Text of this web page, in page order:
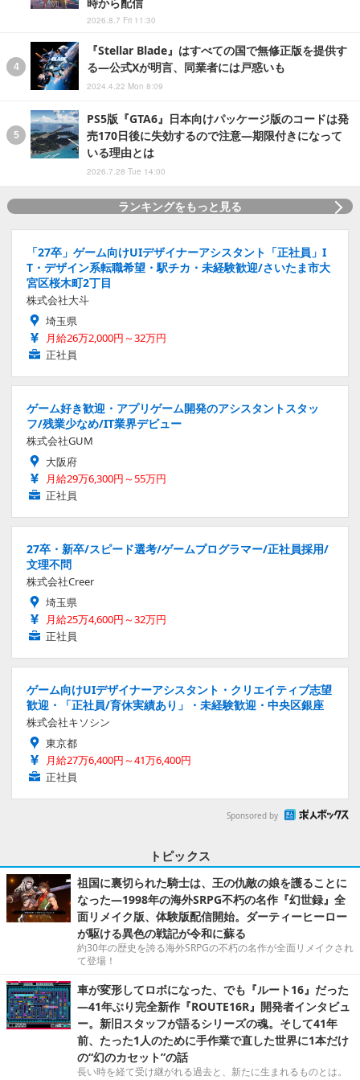
時から配信
2026.8.7 Fri 11:30
『Stellar Blade』はすべての国で無修正版を提供す
る―公式Xが明言、同業者には戸惑いも
2024.4.22 Mon 8:09
PS5版『GTA6』日本向けパッケージ版のコードは発
売170日後に失効するので注意―期限付きになって
いる理由とは
2026.7.28 Tue 14:00
ランキングをもっと見る
「27卒」ゲーム向けUIデザイナーアシスタント「正社員」I
T・デザイン系転職希望・駅チカ・未経験歓迎/さいたま市大
宮区桜木町2丁目
株式会社大斗
埼玉県
月給26万2,000円～32万円
正社員
ゲーム好き歓迎・アプリゲーム開発のアシスタントスタッ
フ/残業少なめ/IT業界デビュー
株式会社GUM
大阪府
月給29万6,300円～55万円
正社員
27卒・新卒/スピード選考/ゲームプログラマー/正社員採用/
文理不問
株式会社Creer
埼玉県
月給25万4,600円～32万円
正社員
ゲーム向けUIデザイナーアシスタント・クリエイティブ志望
歓迎・「正社員/育休実績あり」・未経験歓迎・中央区銀座
株式会社キソシン
東京都
月給27万6,400円～41万6,400円
正社員
Sponsored by
トピックス
祖国に裏切られた騎士は、王の仇敵の娘を護ることに
なった―1998年の海外SRPG不朽の名作『幻世録』全
面リメイク版、体験版配信開始。ダーティーヒーロー
が駆ける異色の戦記が令和に蘇る
約30年の歴史を誇る海外SRPGの不朽の名作が全面リメイクされ
て登場！
車が変形してロボになった、でも『ルート16』だった
―41年ぶり完全新作『ROUTE16R』開発者インタビュ
ー。新旧スタッフが語るシリーズの魂。そして41年
前、たった1人のために手作業で直した世界に1本だけ
の“幻のカセット”の話
長い時を経て受け継がれる過去と、新たに生まれるものとは。